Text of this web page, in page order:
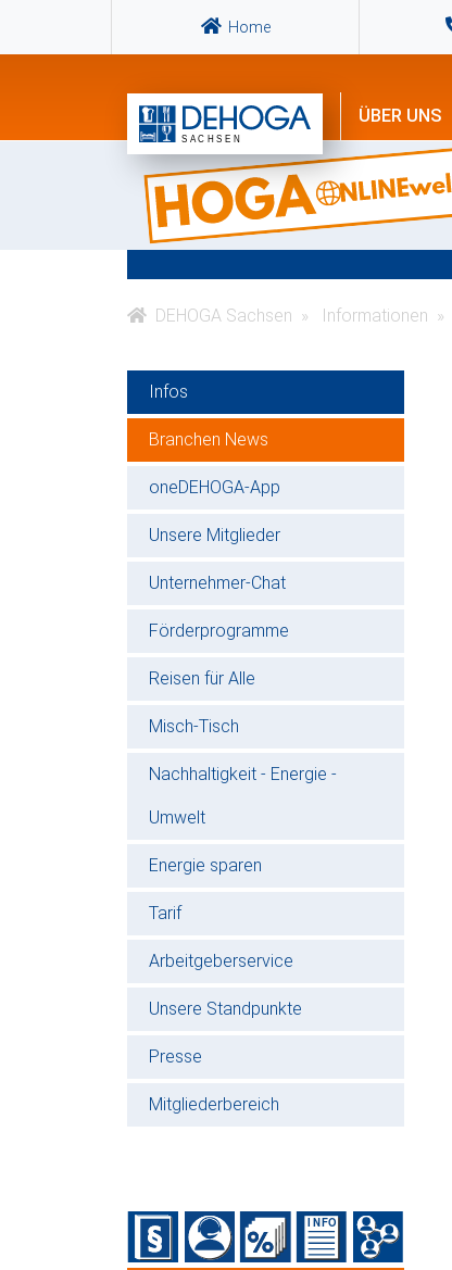
Home
ÜBER UNS
DEHOGA Sachsen Informationen
Infos
Branchen News
oneDEHOGA-App
Unsere Mitglieder
Unternehmer-Chat
Förderprogramme
Reisen für Alle
Misch-Tisch
Nachhaltigkeit - Energie -
Umwelt
Energie sparen
Tarif
Arbeitgeberservice
Unsere Standpunkte
Presse
Mitgliederbereich